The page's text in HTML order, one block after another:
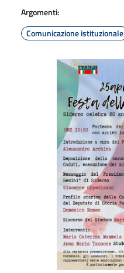
Argomenti:
Comunicazione istituzionale